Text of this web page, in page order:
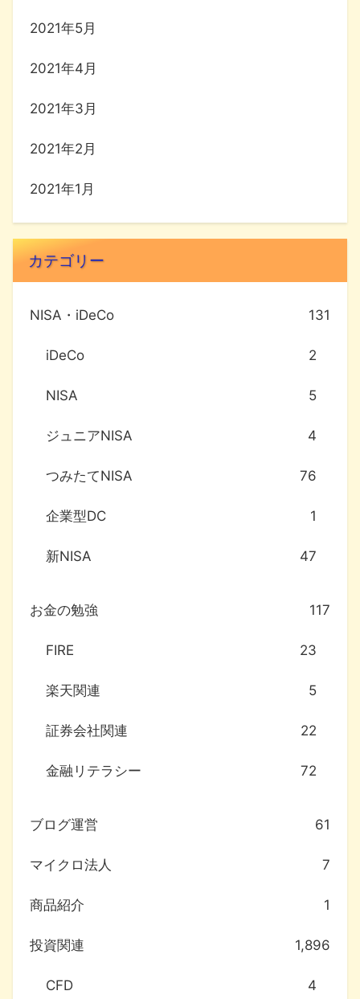
2021年5月
2021年4月
2021年3月
2021年2月
2021年1月
カテゴリー
NISA・iDeCo 131
iDeCo 2
NISA 5
ジュニアNISA 4
つみたてNISA 76
企業型DC 1
新NISA 47
お金の勉強 117
FIRE 23
楽天関連 5
証券会社関連 22
金融リテラシー 72
ブログ運営 61
マイクロ法人 7
商品紹介 1
投資関連 1,896
CFD 4